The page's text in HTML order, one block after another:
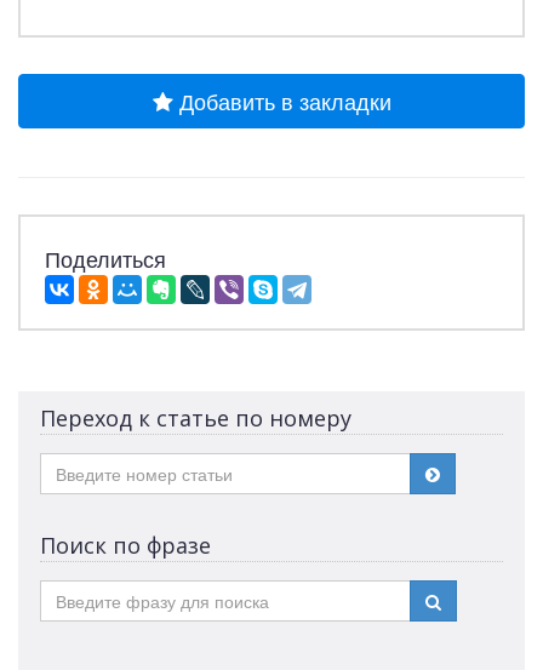
Добавить в закладки
Поделиться
Переход к статье по номеру
Поиск по фразе